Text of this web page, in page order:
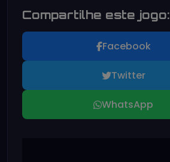
Compartilhe este jogo:
Facebook
Twitter
WhatsApp